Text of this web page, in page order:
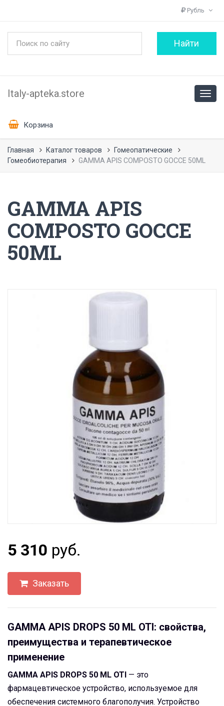
Рубль
Italy-apteka.store
Корзина
Главная Каталог товаров
Гомеопатические
Гомеобиотерапия
GAMMA APIS COMPOSTO GOCCE 50ML
GAMMA APIS
COMPOSTO GOCCE
50ML
5 310 руб.
Заказать
GAMMA APIS DROPS 50 ML OTI: свойства,
преимущества и терапевтическое
применение
GAMMA APIS DROPS 50 ML OTI — это
фармацевтическое устройство, используемое для
обеспечения системного благополучия. Устройство